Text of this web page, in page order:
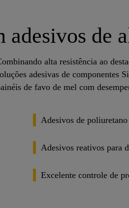
de
alta resistência ao
adesivas de componentes
de favo de mel com
Adesivos de
Adesivos reativos para
Excelente controle de